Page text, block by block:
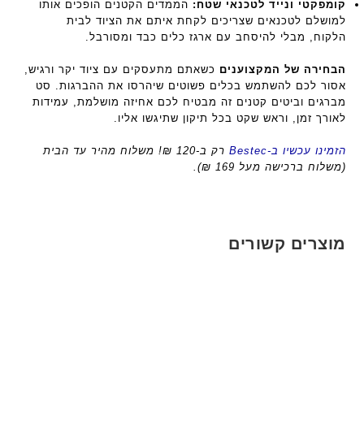
קומפקטי ונייד לטכנאי שטח: הממדים הקטנים הופכים אותו
למושלם לטכנאים שצריכים לקחת איתם את הציוד לבית
הלקוח, מבלי להיסחב עם ארגז כלים כבד ומסורבל.
הבחירה של המקצוענים כשאתם מתעסקים עם ציוד יקר ורגיש,
אסור לכם להשתמש בכלים פשוטים שיהרסו את ההברגות. סט
מברגים וביטים קטנים זה מבטיח לכם אחיזה מושלמת, עמידות
לאורך זמן, וראש שקט בכל תיקון שתיגשו אליו.
הזמינו עכשיו ב-Bestec
רק ב-120 ₪! משלוח מהיר עד הבית
(משלוח ברכישה מעל 169 ₪).
מוצרים קשורים